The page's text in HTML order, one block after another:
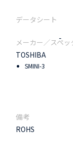
-
TOSHIBA
SMINI-3
ROHS